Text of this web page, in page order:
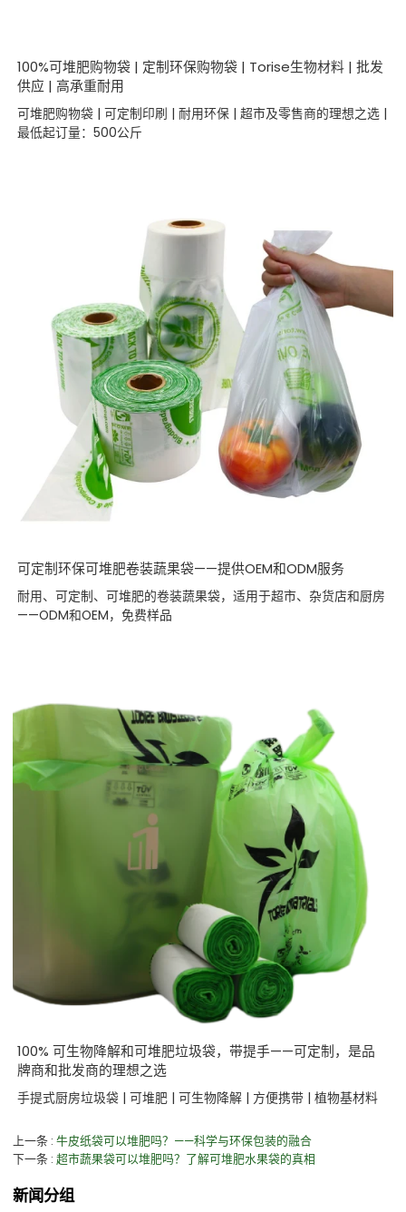
100%可堆肥购物袋 | 定制环保购物袋 | Torise生物材料 | 批发
供应 | 高承重耐用
可堆肥购物袋 | 可定制印刷 | 耐用环保 | 超市及零售商的理想之选 |
最低起订量：500公斤
可定制环保可堆肥卷装蔬果袋——提供OEM和ODM服务
耐用、可定制、可堆肥的卷装蔬果袋，适用于超市、杂货店和厨房
——ODM和OEM，免费样品
100% 可生物降解和可堆肥垃圾袋，带提手——可定制，是品
牌商和批发商的理想之选
手提式厨房垃圾袋 | 可堆肥 | 可生物降解 | 方便携带 | 植物基材料
上一条 牛皮纸袋可以堆肥吗？——科学与环保包装的融合
下一条 超市蔬果袋可以堆肥吗？了解可堆肥水果袋的真相
新闻分组